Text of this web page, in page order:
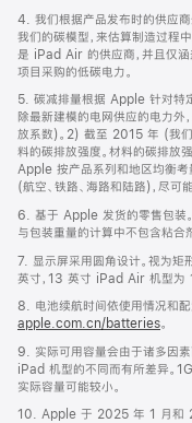
4. 我们根据产品发布时的供应商
我们的碳模型，来估算制造过程
是 iPad Air 的供应商，并且仅
项目采购的低碳电力。
5. 碳减排量根据 Apple 针对特
除最新建模的电网供应的电力外
放系数)。2) 截至 2015 年 (我
料的碳排放强度。材料的碳排放
Apple 按产品系列和地区均衡
(航空、铁路、海路和陆路)，尽可
6. 基于 Apple 发货的零售包装
与包装重量的计算中不包含粘合
7. 显示屏采用圆角设计。视为
英寸，13 英寸 iPad Air 机型为
8. 电池续航时间依使用情况和配
apple.com.cn/batteries。
9. 实际可用容量会由于诸多因素
iPad 机型的不同而有所差异。
实际容量可能较小。
10. Apple 于 2025 年 1 月和